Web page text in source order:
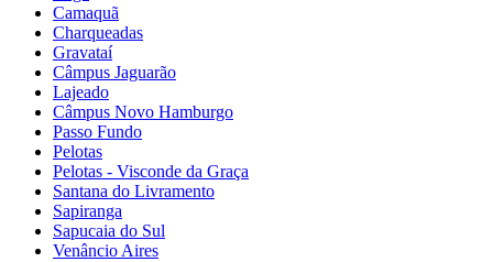
Camaquã
Charqueadas
Gravataí
Câmpus Jaguarão
Lajeado
Câmpus Novo Hamburgo
Passo Fundo
Pelotas
Pelotas - Visconde da Graça
Santana do Livramento
Sapiranga
Sapucaia do Sul
Venâncio Aires